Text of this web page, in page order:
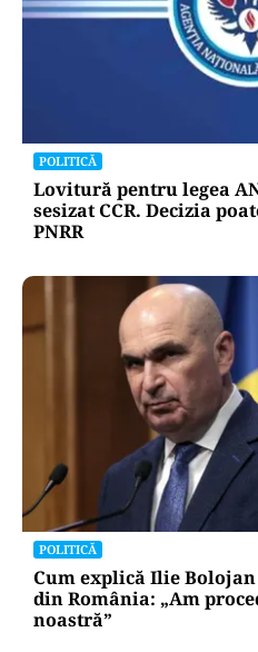
POLITICĂ
Lovitură pentru legea
sesizat CCR. Decizia
PNRR
POLITICĂ
Cum explică Ilie
din România: „Am
noastră”